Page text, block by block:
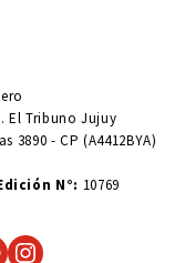
El Tribuno Jujuy
3890 - CP (A4412BYA)
N°: 10769